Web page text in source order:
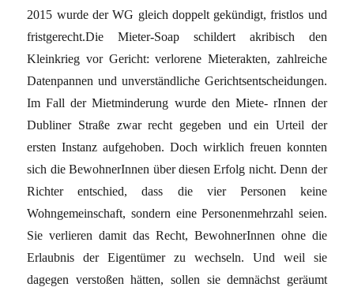
2015 wurde der WG gleich doppelt gekündigt, fristlos und
fristgerecht.Die Mieter-Soap schildert akribisch den
Kleinkrieg vor Gericht: verlorene Mieterakten, zahlreiche
Datenpannen und unverständliche Gerichtsentscheidungen.
Im Fall der Mietminderung wurde den Miete- rInnen der
Dubliner Straße zwar recht gegeben und ein Urteil der
ersten Instanz aufgehoben. Doch wirklich freuen konnten
sich die BewohnerInnen über diesen Erfolg nicht. Denn der
Richter entschied, dass die vier Personen keine
Wohngemeinschaft, sondern eine Personenmehrzahl seien.
Sie verlieren damit das Recht, BewohnerInnen ohne die
Erlaubnis der Eigentümer zu wechseln. Und weil sie
dagegen verstoßen hätten, sollen sie demnächst geräumt